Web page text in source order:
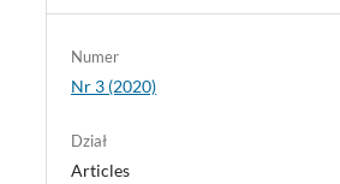
Numer
Nr 3 (2020)
Dział
Articles